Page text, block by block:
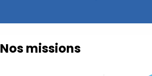
Nos missions